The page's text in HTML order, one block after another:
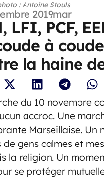
: Antoine Stouls
2019mar
LFI, PCF,
à
la haine
du 10 novembre
accroc. Une
Marseillaise. Un
de gens calmes et
la religion. Un
se protéger